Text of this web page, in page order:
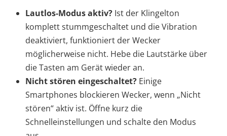
Lautlos-Modus aktiv? Ist der Klingelton
komplett stummgeschaltet und die Vibration
deaktiviert, funktioniert der Wecker
möglicherweise nicht. Hebe die Lautstärke über
die Tasten am Gerät wieder an.
Nicht stören eingeschaltet? Einige
Smartphones blockieren Wecker, wenn „Nicht
stören“ aktiv ist. Öffne kurz die
Schnelleinstellungen und schalte den Modus